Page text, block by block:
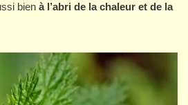
bien à l’abri de la chaleur et de la